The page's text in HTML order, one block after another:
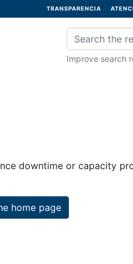
TRANSPARENCIA
Improve search
downtime or capacity
home page